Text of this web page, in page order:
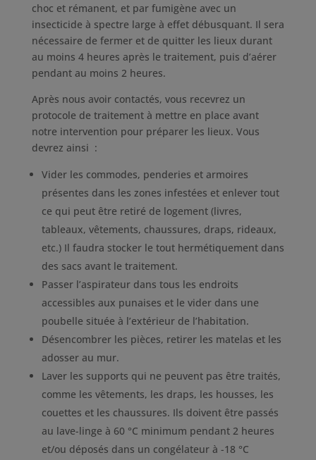
choc et rémanent, et par fumigène avec un
insecticide à spectre large à effet débusquant. Il sera
nécessaire de fermer et de quitter les lieux durant
au moins 4 heures après le traitement, puis d’aérer
pendant au moins 2 heures.
Après nous avoir contactés, vous recevrez un
protocole de traitement à mettre en place avant
notre intervention pour préparer les lieux. Vous
devrez ainsi :
Vider les commodes, penderies et armoires
présentes dans les zones infestées et enlever tout
ce qui peut être retiré de logement (livres,
tableaux, vêtements, chaussures, draps, rideaux,
etc.) Il faudra stocker le tout hermétiquement dans
des sacs avant le traitement.
Passer l’aspirateur dans tous les endroits
accessibles aux punaises et le vider dans une
poubelle située à l’extérieur de l’habitation.
Désencombrer les pièces, retirer les matelas et les
adosser au mur.
Laver les supports qui ne peuvent pas être traités,
comme les vêtements, les draps, les housses, les
couettes et les chaussures. Ils doivent être passés
au lave-linge à 60 °C minimum pendant 2 heures
et/ou déposés dans un congélateur à -18 °C